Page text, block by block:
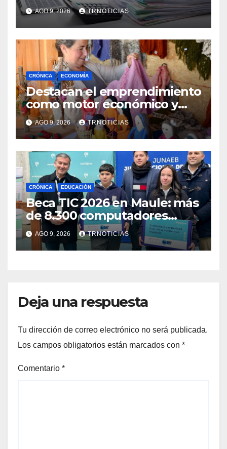
demanda por trabajo
AGO 9, 2026 TRNOTICIAS
CRÓNICA ECONOMÍA
Destacan el emprendimiento
como motor económico y
anuncia fortalecer apoyos
para empleo autónomo
AGO 9, 2026 TRNOTICIAS
CRÓNICA EDUCACIÓN
Beca TIC 2026 en Maule: más
de 8.300 computadores
están siendo entregados en
la región
AGO 9, 2026 TRNOTICIAS
Deja una respuesta
Tu dirección de correo electrónico no será publicada.
Los campos obligatorios están marcados con *
Comentario *